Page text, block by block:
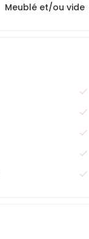
Meublé et/ou vide